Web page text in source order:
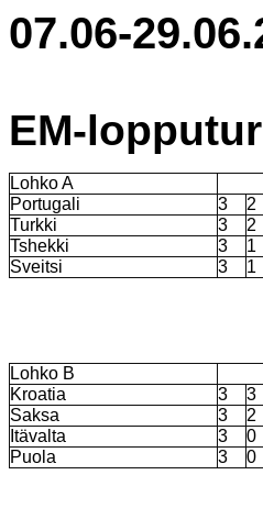
07.06-
EM-
Lohko A
Portugali
3 2
Turkki
3 2
Tshekki
3 1
Sveitsi
3 1
Lohko B
Kroatia
3 3
Saksa
3 2
Itävalta
3 0
Puola
3 0